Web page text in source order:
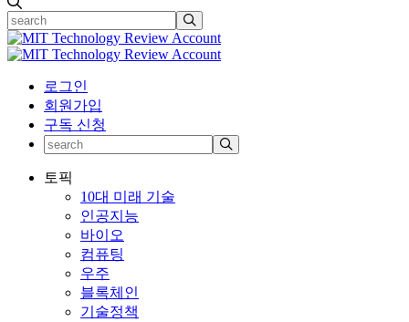
로그인
회원가입
구독 신청
토픽
10대 미래 기술
인공지능
바이오
컴퓨팅
우주
블록체인
기술정책